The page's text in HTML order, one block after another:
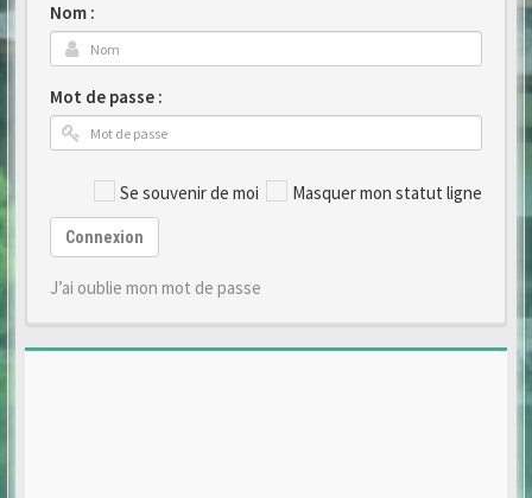
Nom :
Mot de passe :
Se souvenir de moi Masquer mon statut ligne
Connexion
J’ai oublie mon mot de passe